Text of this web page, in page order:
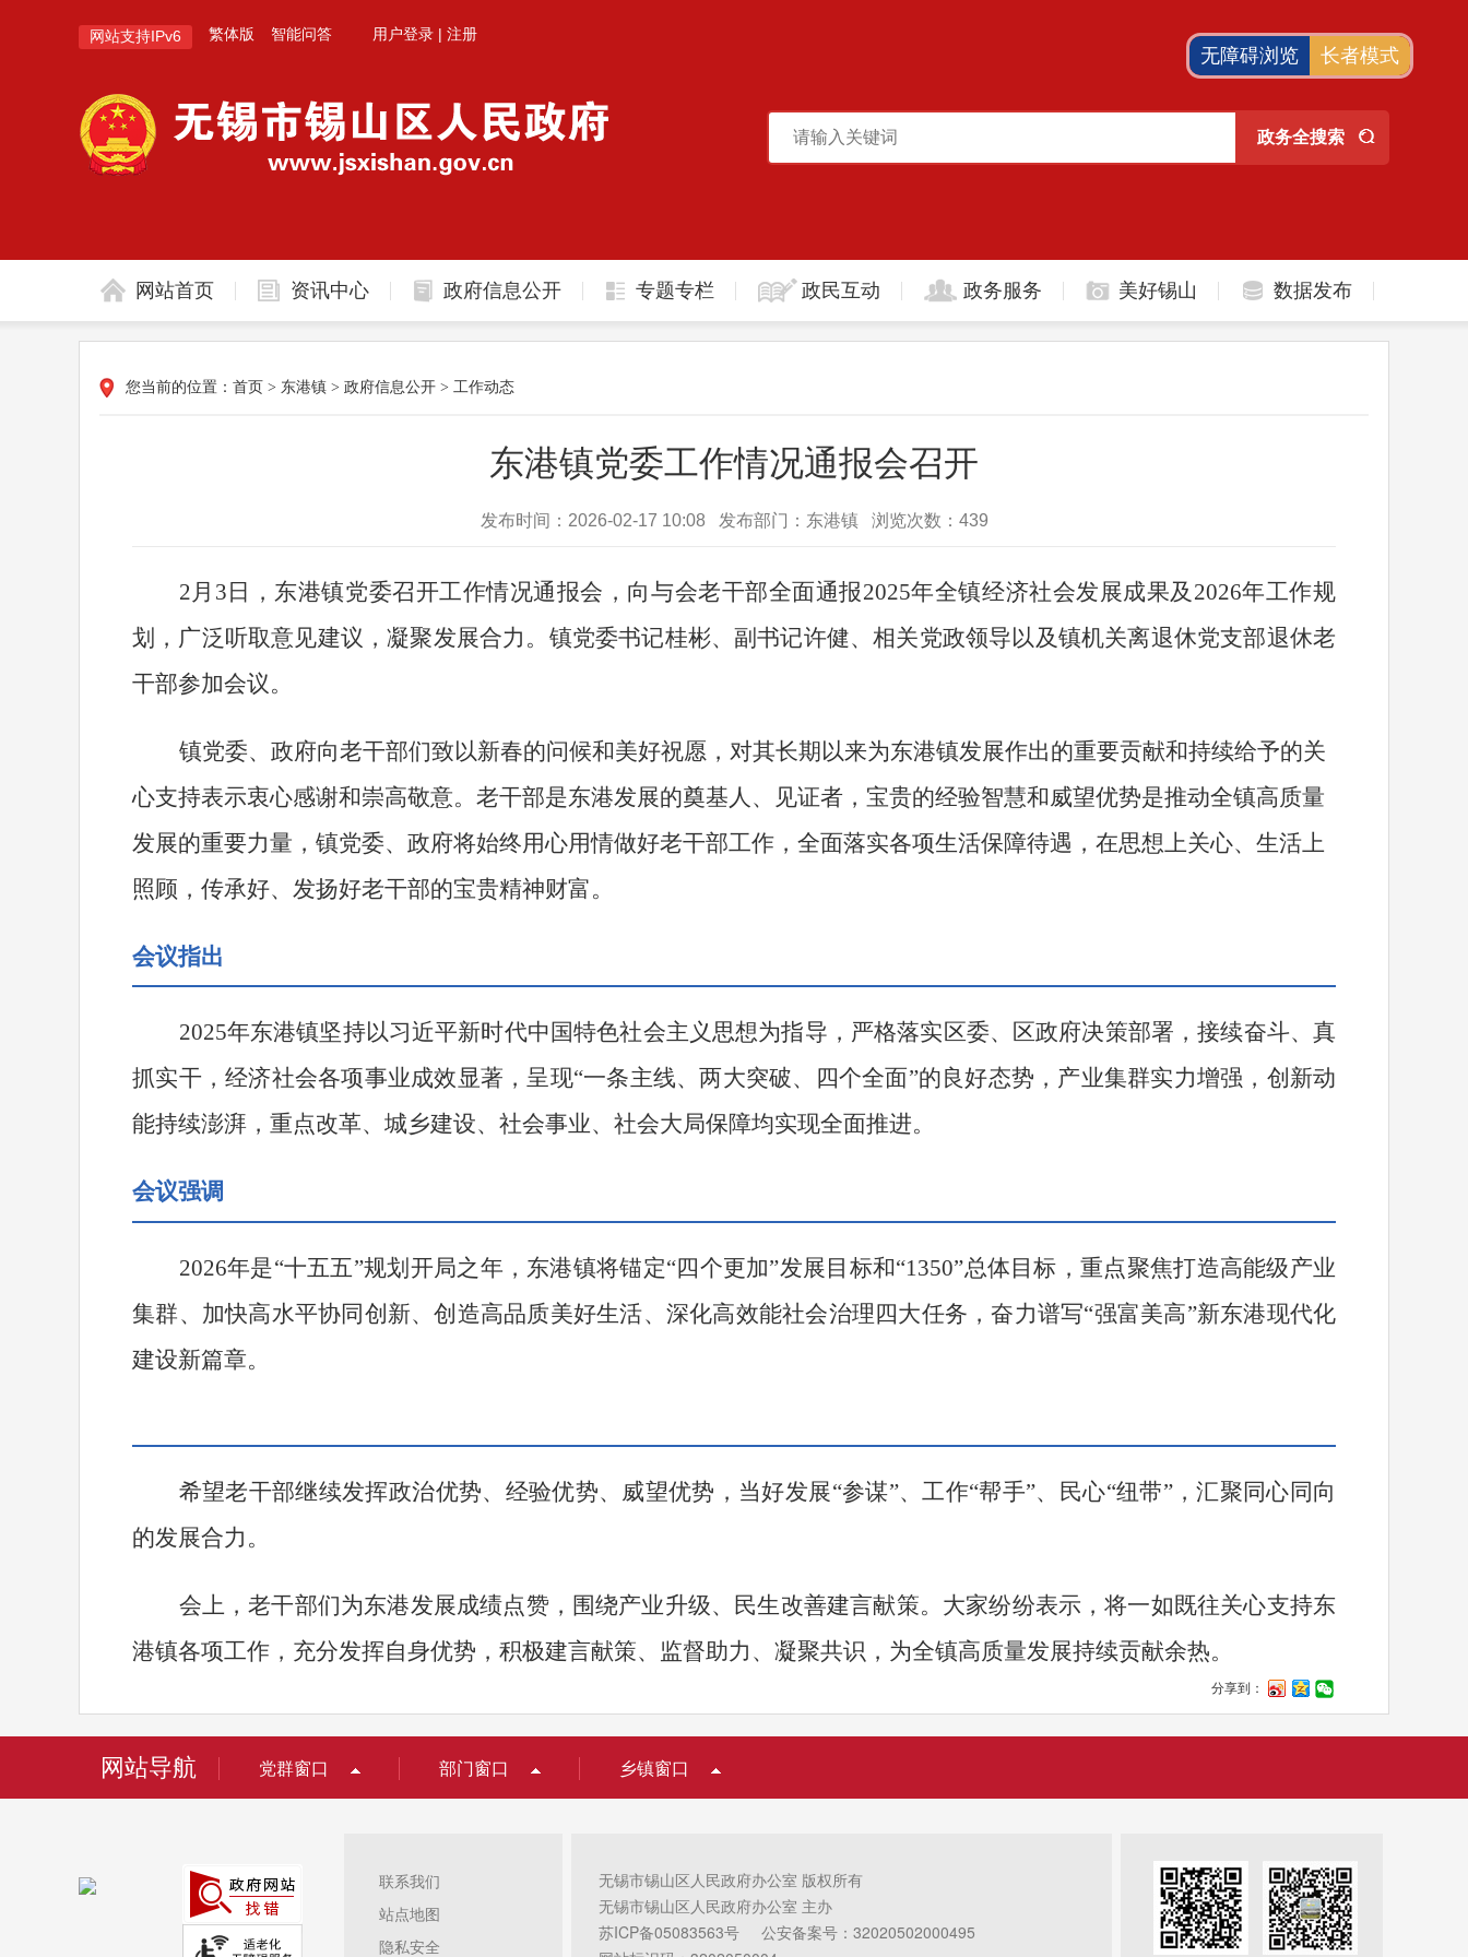
网站支持IPv6 繁体版 智能问答 用户登录 | 注册
网站首页 资讯中心 政府信息公开 专题专栏 政民互动 政务服务 美好锡山 数据发布
您当前的位置： 首页 > 东港镇 > 政府信息公开 > 工作动态
东港镇党委工作情况通报会召开
发布时间：2026-02-17 10:08 发布部门：东港镇 浏览次数： 439
2月 3 日，东港镇党委召开工作情况通报会，向与会老干部全面通报2025年全镇经济社会发展成果及 2026年工作规
划，广泛听取意见建议，凝聚发展合力。镇党委书记桂彬、副书记许健、相关党政领导以及镇机关离退休党支部退休老
干部参加会议。
镇党委、政府向老干部们致以新春的问候和美好祝愿，对其长期以来为东港镇发展作出的重要贡献和持续给予的关
心支持表示衷心感谢和崇高敬意。老干部是东港发展的奠基人、见证者，宝贵的经验智慧和威望优势是推动全镇高质量
发展的重要力量，镇党委、政府将始终用心用情做好老干部工作，全面落实各项生活保障待遇，在思想上关心、生活上
照顾，传承好、发扬好老干部的宝贵精神财富。
会议指出
2025年东港镇坚持以习近平新时代中国特色社会主义思想为指导，严格落实区委、区政府决策部署，接续奋斗、真
抓实干，经济社会各项事业成效显著，呈现“一条主线、两大突破、四个全面”的良好态势，产业集群实力增强，创新动
能持续澎湃，重点改革、城乡建设、社会事业、社会大局保障均实现全面推进。
会议强调
2026年是“十五五”规划开局之年，东港镇将锚定“四个更加”发展目标和“1350”总体目标，重点聚焦打造高能级产业
集群、加快高水平协同创新、创造高品质美好生活、深化高效能社会治理四大任务，奋力谱写“强富美高”新东港现代化
建设新篇章。
希望老干部继续发挥政治优势、经验优势、威望优势，当好发展“参谋”、工作“帮手”、民心“纽带”，汇聚同心同向
的发展合力。
会上，老干部们为东港发展成绩点赞，围绕产业升级、民生改善建言献策。大家纷纷表示，将一如既往关心支持东
港镇各项工作，充分发挥自身优势，积极建言献策、监督助力、凝聚共识，为全镇高质量发展持续贡献余热。
分享到：
网站导航 党群窗口 部门窗口 乡镇窗口
联系我们
站点地图
隐私安全
无锡市锡山区人民政府办公室 版权所有
无锡市锡山区人民政府办公室 主办
苏ICP备05083563号
公安备案号：32020502000495
无障碍浏览 长者模式